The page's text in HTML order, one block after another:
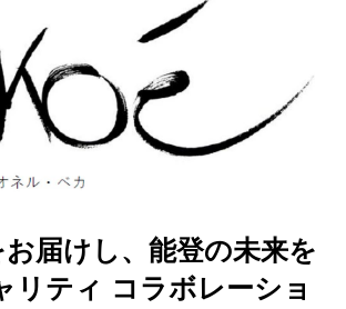
届けし、能登の未来を
リティ コラボレーショ